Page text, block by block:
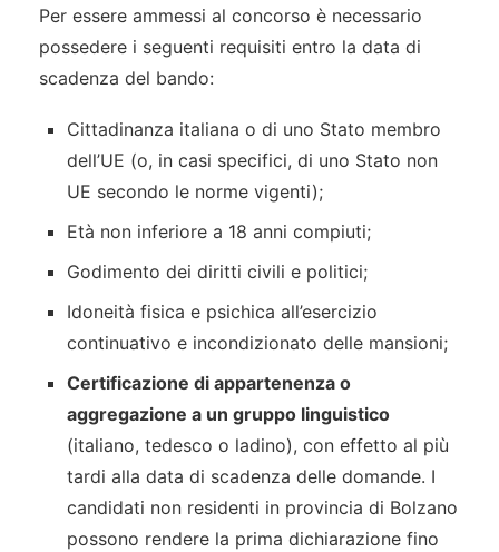
Per essere ammessi al concorso è necessario
possedere i seguenti requisiti entro la data di
scadenza del bando:
Cittadinanza italiana o di uno Stato membro
dell’UE (o, in casi specifici, di uno Stato non
UE secondo le norme vigenti);
Età non inferiore a 18 anni compiuti;
Godimento dei diritti civili e politici;
Idoneità fisica e psichica all’esercizio
continuativo e incondizionato delle mansioni;
Certificazione di appartenenza o
aggregazione a un gruppo linguistico
(italiano, tedesco o ladino), con effetto al più
tardi alla data di scadenza delle domande. I
candidati non residenti in provincia di Bolzano
possono rendere la prima dichiarazione fino